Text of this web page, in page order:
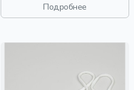
Подробнее